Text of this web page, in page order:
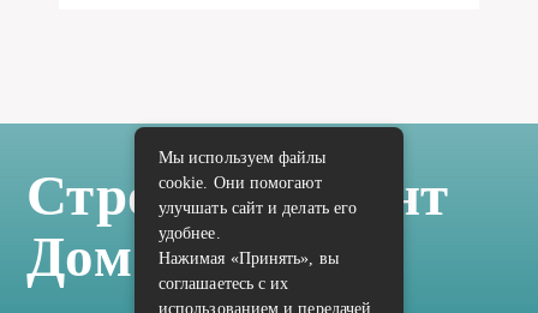
Стройка Ремонт
Дом Отделка
Мы используем файлы
cookie. Они помогают
улучшать сайт и делать его
удобнее.
Нажимая «Принять», вы
соглашаетесь с их
использованием и передачей